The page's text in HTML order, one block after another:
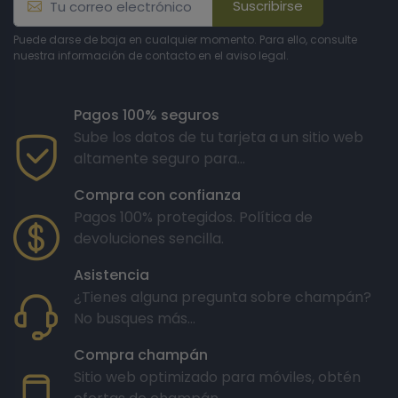
clase.
champán Jeroboam?
Servir un champán Jeroboam
A la hora de servir un champán Jeroboam, es
importante asegurarse de que esté bien frío. Debe
servirse a una temperatura de unos 8-10 °C para que
conserve sus cualidades gustativas óptimas durante
todo el servicio. Para alcanzar la temperatura deseada,
puede colocar la botella en un cubo con agua y hielo
durante 20 minutos antes de servir.
Suscribirse
Puede darse de baja en cualquier momento. Para ello, consulte
nuestra información de contacto en el aviso legal.
Pagos 100% seguros
Sube los datos de tu tarjeta a un sitio web
altamente seguro para...
Compra con confianza
Pagos 100% protegidos. Política de
devoluciones sencilla.
Asistencia
¿Tienes alguna pregunta sobre champán?
No busques más...
Compra champán
Sitio web optimizado para móviles, obtén